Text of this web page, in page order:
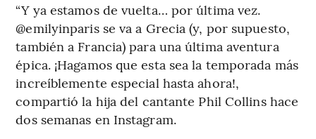
“Y ya estamos de vuelta… por última vez.
@emilyinparis se va a Grecia (y, por supuesto,
también a Francia) para una última aventura
épica. ¡Hagamos que esta sea la temporada más
increíblemente especial hasta ahora!,
compartió la hija del cantante Phil Collins hace
dos semanas en Instagram.